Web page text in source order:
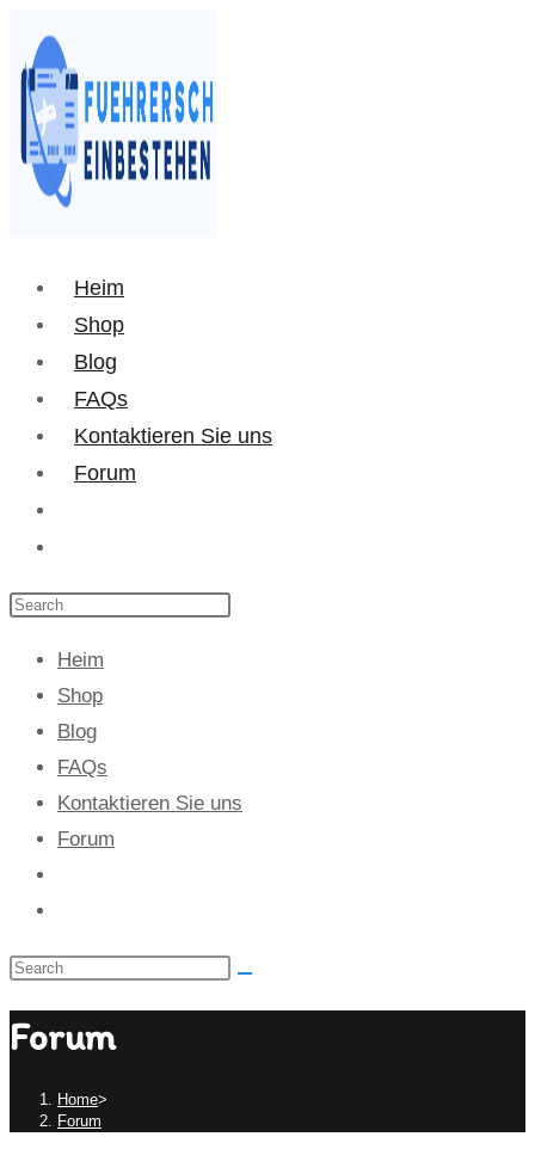
Heim
Shop
Blog
FAQs
Kontaktieren Sie uns
Forum
Heim
Shop
Blog
FAQs
Kontaktieren Sie uns
Forum
Forum
Home>
Forum